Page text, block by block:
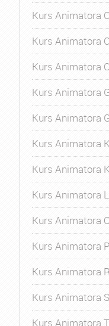
Kurs Animatora
Kurs Animatora
Kurs Animatora
Kurs Animatora
Kurs Animatora
Kurs Animatora
Kurs Animatora
Kurs Animatora
Kurs Animatora
Kurs Animatora
Kurs Animatora
Kurs Animatora
Kurs Animatora